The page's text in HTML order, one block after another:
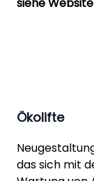
Ökolifte
das sich mit